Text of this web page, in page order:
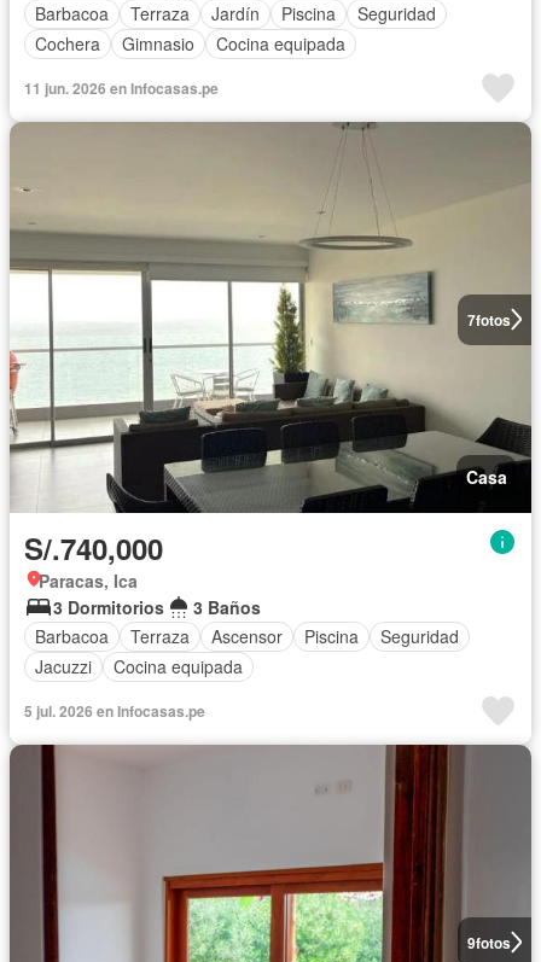
Barbacoa
Terraza Jardín Piscina
Seguridad
Cochera
Gimnasio Cocina equipada
11 jun. 2026 en Infocasas.pe
7fotos
Casa
S/.740,000
Paracas, Ica
3 Dormitorios
3 Baños
Barbacoa
Terraza Ascensor Piscina
Seguridad
Jacuzzi
Cocina equipada
5 jul. 2026 en Infocasas.pe
9fotos